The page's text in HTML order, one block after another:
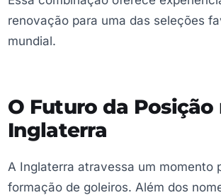
renovação para uma das seleções
mundial.
O Futuro da Posição
Inglaterra
A Inglaterra atravessa um momento
formação de goleiros. Além dos